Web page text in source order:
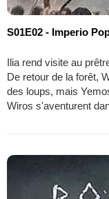
S01E02 - Imperio
Ilia rend visite au
De retour de la forêt,
des loups, mais
Wiros s'aventurent